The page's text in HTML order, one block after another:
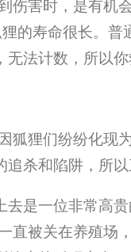
伤害时，是有
的寿命很长。
法计数，所以
狸们纷纷化现
杀和陷阱，所
是一位非常高
直被关在养殖